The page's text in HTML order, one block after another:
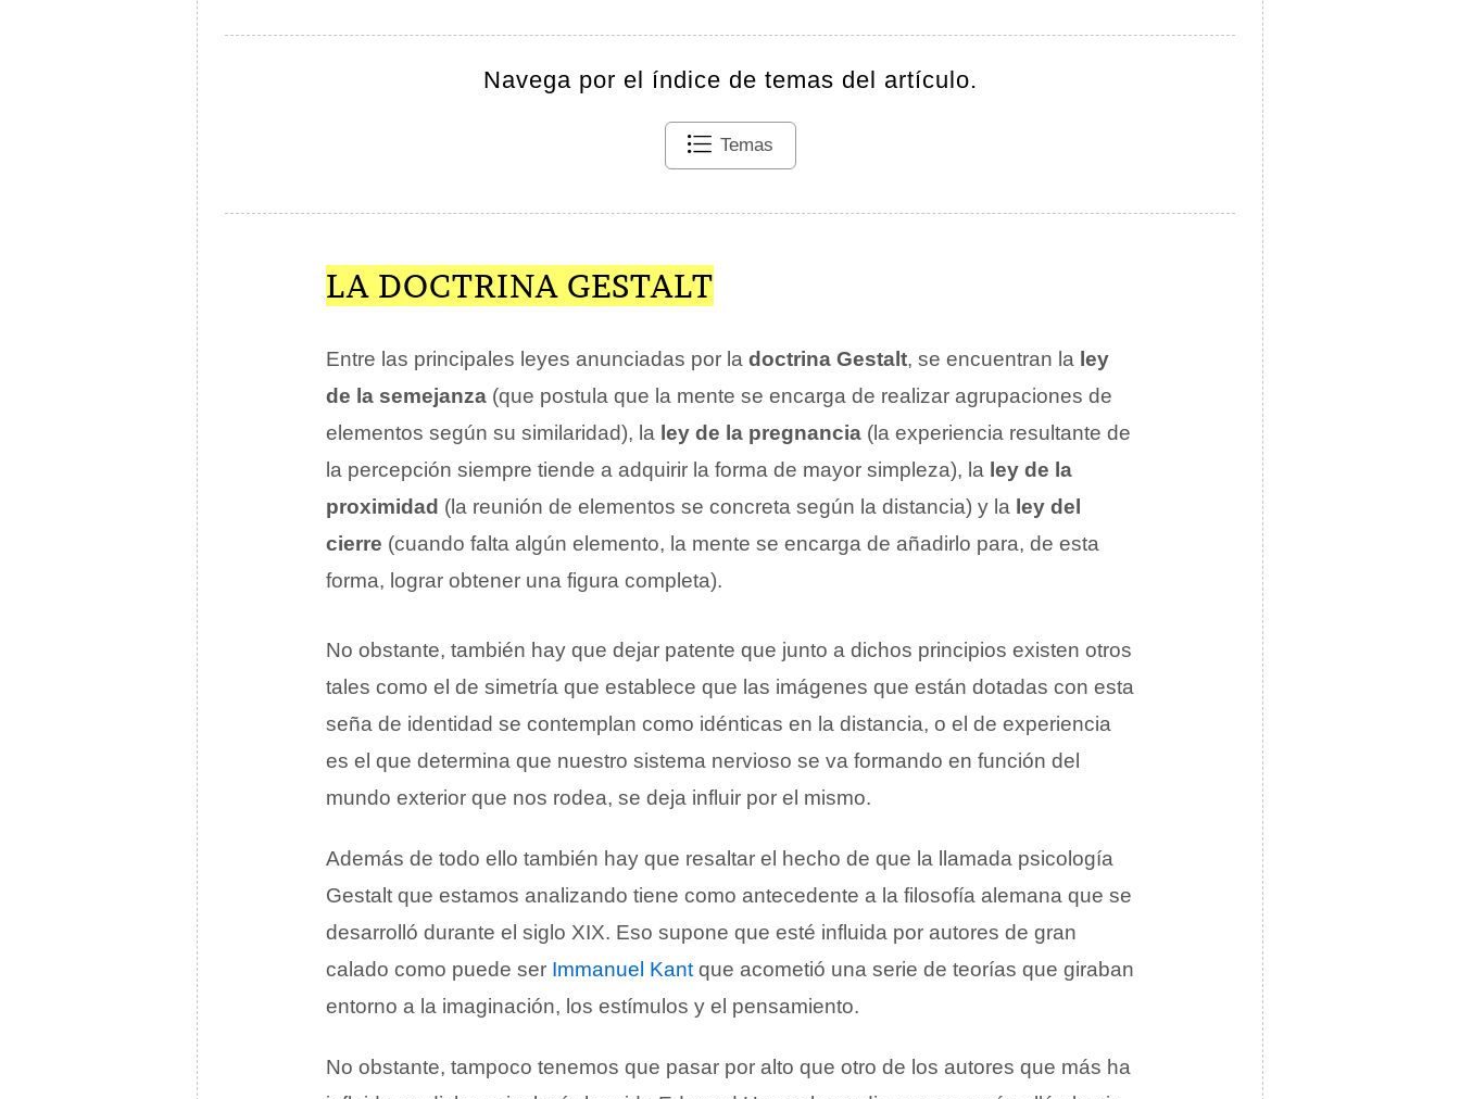
Navega por el índice de temas del artículo.
Temas
LA DOCTRINA GESTALT
Entre las principales leyes anunciadas por la doctrina Gestalt, se encuentran la ley
de la semejanza (que postula que la mente se encarga de realizar agrupaciones de
elementos según su similaridad), la ley de la pregnancia (la experiencia resultante de
la percepción siempre tiende a adquirir la forma de mayor simpleza), la ley de la
proximidad (la reunión de elementos se concreta según la distancia) y la ley del
cierre (cuando falta algún elemento, la mente se encarga de añadirlo para, de esta
forma, lograr obtener una figura completa).
No obstante, también hay que dejar patente que junto a dichos principios existen otros
tales como el de simetría que establece que las imágenes que están dotadas con esta
seña de identidad se contemplan como idénticas en la distancia, o el de experiencia
es el que determina que nuestro sistema nervioso se va formando en función del
mundo exterior que nos rodea, se deja influir por el mismo.
Además de todo ello también hay que resaltar el hecho de que la llamada psicología
Gestalt que estamos analizando tiene como antecedente a la filosofía alemana que se
desarrolló durante el siglo XIX. Eso supone que esté influida por autores de gran
calado como puede ser Immanuel Kant que acometió una serie de teorías que giraban
entorno a la imaginación, los estímulos y el pensamiento.
No obstante, tampoco tenemos que pasar por alto que otro de los autores que más ha